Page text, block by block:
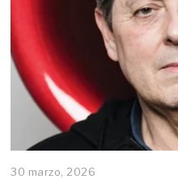
30 marzo, 2026